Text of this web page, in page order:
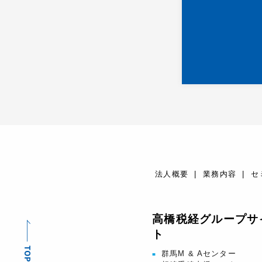
法人概要 業務内容 セ
高橋税経グループサ
ト
■ 群馬M & Aセンター